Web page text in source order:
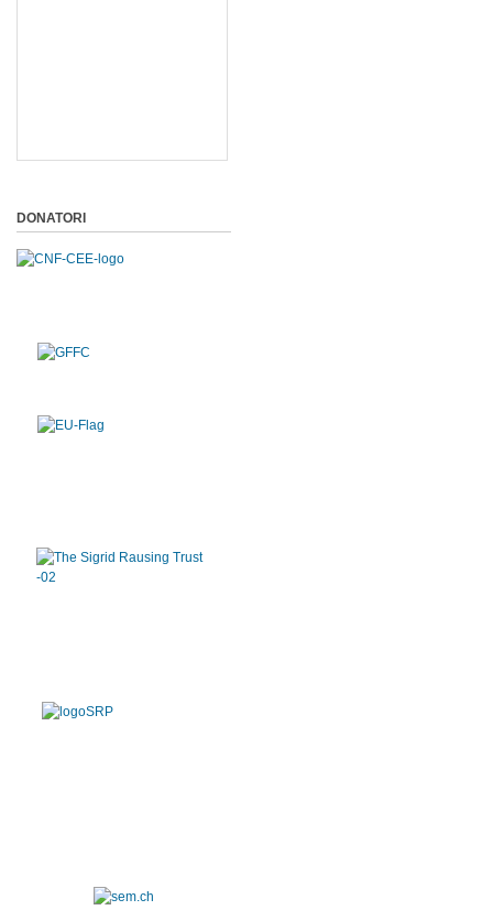
DONATORI